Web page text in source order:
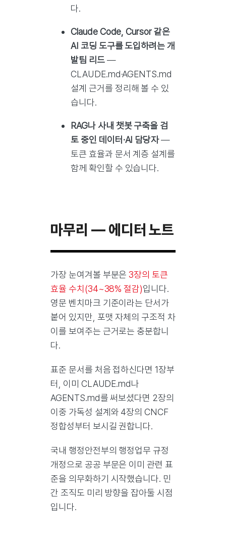
다.
Claude Code, Cursor 같은
AI 코딩 도구를 도입하려는 개
발팀 리드—
CLAUDE.md·AGENTS.md
설계 근거를 정리해 볼 수 있
습니다.
RAG나 사내 챗봇 구축을 검
토 중인 데이터·AI 담당자—
토큰 효율과 문서 계층 설계를
함께 확인할 수 있습니다.
마무리 — 에디터 노트
가장 눈여겨볼 부분은3장의 토큰
효율 수치(34~38% 절감)입니다.
영문 벤치마크 기준이라는 단서가
붙어 있지만, 포맷 자체의 구조적 차
이를 보여주는 근거로는 충분합니
다.
표준 문서를 처음 접하신다면 1장부
터, 이미 CLAUDE.md나
AGENTS.md를 써보셨다면 2장의
이중 가독성 설계와 4장의 CNCF
정합성부터 보시길 권합니다.
국내 행정안전부의 행정업무 규정
개정으로 공공 부문은 이미 관련 표
준을 의무화하기 시작했습니다. 민
간 조직도 미리 방향을 잡아둘 시점
입니다.